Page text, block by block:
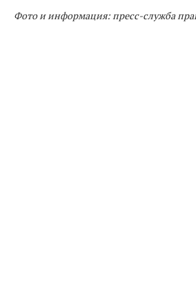
Фото и информация: пресс-служба